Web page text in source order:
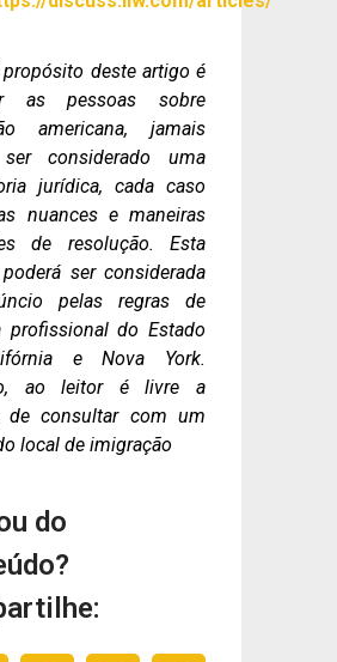
propósito deste artigo é
as pessoas sobre
americana, jamais
considerado uma
jurídica, cada caso
nuances e maneiras
de resolução. Esta
ser considerada
pelas regras de
profissional do Estado
e Nova York.
ao leitor é livre a
de consultar com um
local de imigração
do